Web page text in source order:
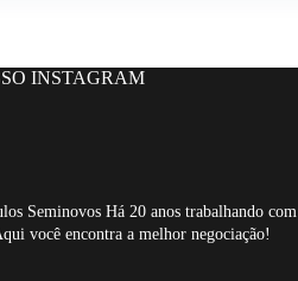
INSTAGRAM
SeminovosHá 20 anos trabalhando com
você encontra a melhor negociação!